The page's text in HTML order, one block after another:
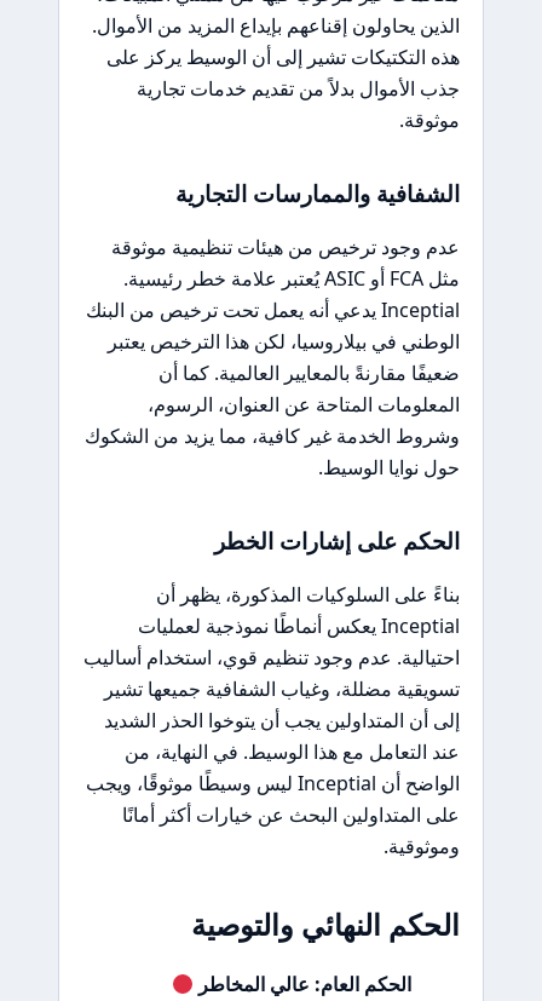
الذين يحاولون إقناعهم بإيداع المزيد من الأموال.
هذه التكتيكات تشير إلى أن الوسيط يركز على
جذب الأموال بدلاً من تقديم خدمات تجارية
موثوقة.
الشفافية والممارسات التجارية
عدم وجود ترخيص من هيئات تنظيمية موثوقة
مثل FCA أو ASIC يُعتبر علامة خطر رئيسية.
Inceptial يدعي أنه يعمل تحت ترخيص من البنك
الوطني في بيلاروسيا، لكن هذا الترخيص يعتبر
ضعيفًا مقارنةً بالمعايير العالمية. كما أن
المعلومات المتاحة عن العنوان، الرسوم،
وشروط الخدمة غير كافية، مما يزيد من الشكوك
حول نوايا الوسيط.
الحكم على إشارات الخطر
بناءً على السلوكيات المذكورة، يظهر أن
Inceptial يعكس أنماطًا نموذجية لعمليات
احتيالية. عدم وجود تنظيم قوي، استخدام أساليب
تسويقية مضللة، وغياب الشفافية جميعها تشير
إلى أن المتداولين يجب أن يتوخوا الحذر الشديد
عند التعامل مع هذا الوسيط. في النهاية، من
الواضح أن Inceptial ليس وسيطًا موثوقًا، ويجب
على المتداولين البحث عن خيارات أكثر أمانًا
وموثوقية.
الحكم النهائي والتوصية
الحكم العام: عالي المخاطر